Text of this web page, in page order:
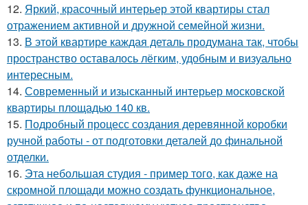
12. Яркий, красочный интерьер этой квартиры стал
отражением активной и дружной семейной жизни.
13. В этой квартире каждая деталь продумана так, чтобы
пространство оставалось лёгким, удобным и визуально
интересным.
14. Современный и изысканный интерьер московской
квартиры площадью 140 кв.
15. Подробный процесс создания деревянной коробки
ручной работы - от подготовки деталей до финальной
отделки.
16. Эта небольшая студия - пример того, как даже на
скромной площади можно создать функциональное,